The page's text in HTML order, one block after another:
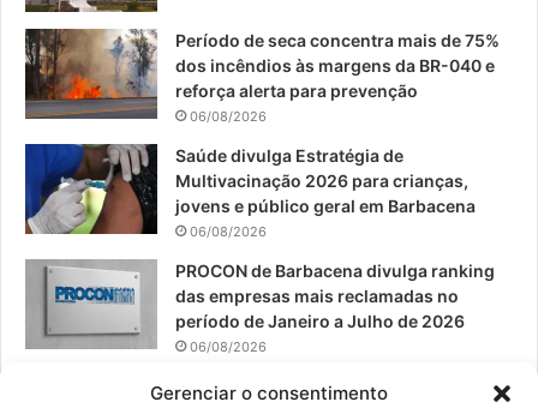
Gerenciar o consentimento
o
k
e
r
a
Período de seca concentra mais de 75%
dos incêndios às margens da BR-040 e
reforça alerta para prevenção
06/08/2026
Saúde divulga Estratégia de
Multivacinação 2026 para crianças,
jovens e público geral em Barbacena
06/08/2026
PROCON de Barbacena divulga ranking
das empresas mais reclamadas no
período de Janeiro a Julho de 2026
06/08/2026
Prefeitura convoca organizações de